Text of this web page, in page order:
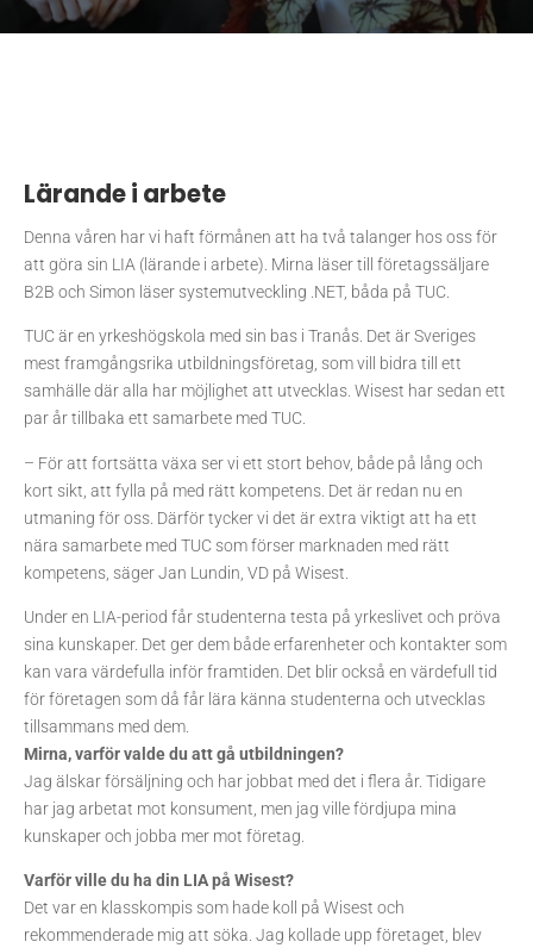
Lärande i arbete
Denna våren har vi haft förmånen att ha två talanger hos oss för
att göra sin LIA (lärande i arbete). Mirna läser till företagssäljare
B2B och Simon läser systemutveckling .NET, båda på TUC.
TUC är en yrkeshögskola med sin bas i Tranås. Det är Sveriges
mest framgångsrika utbildningsföretag, som vill bidra till ett
samhälle där alla har möjlighet att utvecklas. Wisest har sedan ett
par år tillbaka ett samarbete med TUC.
– För att fortsätta växa ser vi ett stort behov, både på lång och
kort sikt, att fylla på med rätt kompetens. Det är redan nu en
utmaning för oss. Därför tycker vi det är extra viktigt att ha ett
nära samarbete med TUC som förser marknaden med rätt
kompetens, säger Jan Lundin, VD på Wisest.
Under en LIA-period får studenterna testa på yrkeslivet och pröva
sina kunskaper. Det ger dem både erfarenheter och kontakter som
kan vara värdefulla inför framtiden. Det blir också en värdefull tid
för företagen som då får lära känna studenterna och utvecklas
tillsammans med dem.
Mirna, varför valde du att gå utbildningen?
Jag älskar försäljning och har jobbat med det i flera år. Tidigare
har jag arbetat mot konsument, men jag ville fördjupa mina
kunskaper och jobba mer mot företag.
Varför ville du ha din LIA på Wisest?
Det var en klasskompis som hade koll på Wisest och
rekommenderade mig att söka. Jag kollade upp företaget, blev